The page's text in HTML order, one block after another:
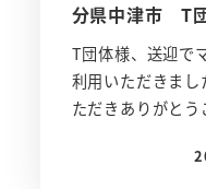
分県中津市 T
T団体様、送迎で
利用いただきま
ただきありがとう